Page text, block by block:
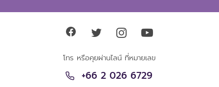
โทร หรือคุยผ่านไลน์ ที่หมายเลข
+66 2 026 6729